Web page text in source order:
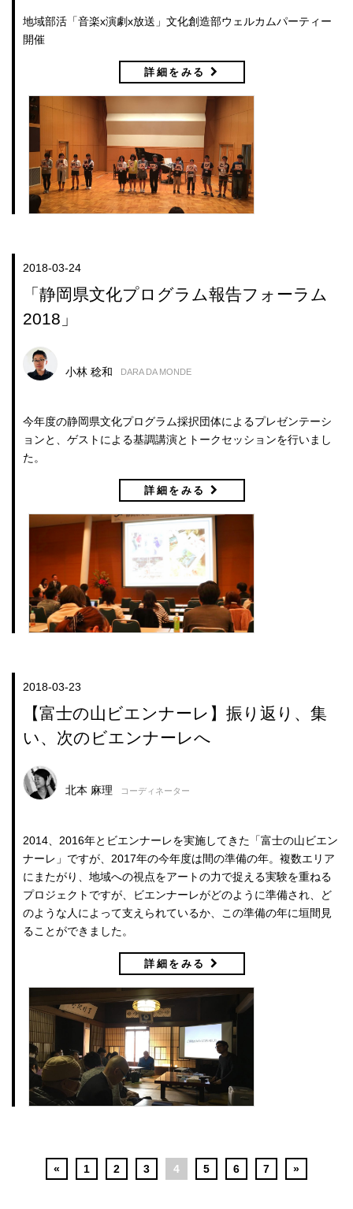
地域部活「音楽x演劇x放送」文化創造部ウェルカムパーティー
開催
詳細をみる
2018-03-24
「静岡県文化プログラム報告フォーラム
2018」
小林 稔和 DARA DA MONDE
今年度の静岡県文化プログラム採択団体によるプレゼンテーシ
ョンと、ゲストによる基調講演とトークセッションを行いまし
た。
詳細をみる
2018-03-23
【富士の山ビエンナーレ】振り返り、集
い、次のビエンナーレへ
北本 麻理 コーディネーター
2014、2016年とビエンナーレを実施してきた「富士の山ビエン
ナーレ」ですが、2017年の今年度は間の準備の年。複数エリア
にまたがり、地域への視点をアートの力で捉える実験を重ねる
プロジェクトですが、ビエンナーレがどのように準備され、ど
のような人によって支えられているか、この準備の年に垣間見
ることができました。
詳細をみる
« 1 2 3 4 5 6 7 »